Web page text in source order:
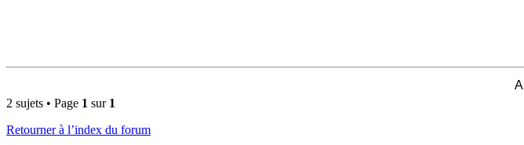
2 sujets • Page 1 sur 1
Retourner à l’index du forum